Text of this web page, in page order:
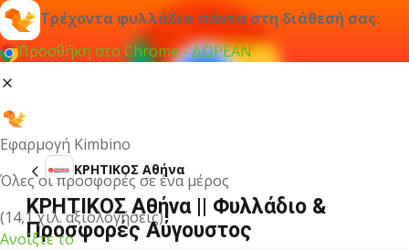
Τρέχοντα φυλλάδια πάντα στη διάθεσή σας
Προσθήκη στο Chrome - ΔΩΡΕΑΝ
Εφαρμογή Kimbino
Όλες οι προσφορές σε ένα μέρος
(14,1 χιλ. αξιολογήσεις)
Ανοίξτε το
ΚΡΗΤΙΚΟΣ Αθήνα
ΚΡΗΤΙΚΟΣ Αθήνα || Φυλλάδιο &
Προσφορές Αύγουστος